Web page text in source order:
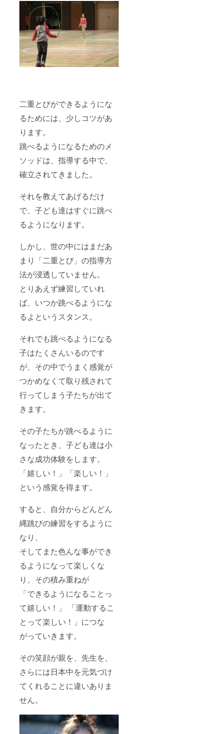
二重とびができるようにな
るためには、少しコツがあ
ります。
跳べるようになるためのメ
ソッドは、指導する中で、
確立されてきました。
それを教えてあげるだけ
で、子ども達はすぐに跳べ
るようになります。
しかし、世の中にはまだあ
まり「二重とび」の指導方
法が浸透していません。
とりあえず練習していれ
ば、いつか跳べるようにな
るよというスタンス。
それでも跳べるようになる
子はたくさんいるのです
が、その中でうまく感覚が
つかめなくて取り残されて
行ってしまう子たちが出て
きます。
その子たちが跳べるように
なったとき、子ども達は小
さな成功体験をします。
「嬉しい！」「楽しい！」
という感覚を得ます。
すると、自分からどんどん
縄跳びの練習をするように
なり、
そしてまた色んな事ができ
るようになって楽しくな
り、その積み重ねが
「できるようになることっ
て嬉しい！」 「運動するこ
とって楽しい！」につな
がっていきます。
その笑顔が親を、先生を、
さらには日本中を元気づけ
てくれることに違いありま
せん。